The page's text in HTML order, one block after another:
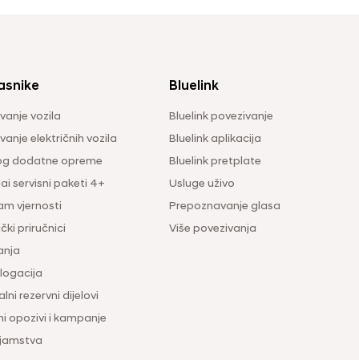
vozila
električnih vozila
dodatne opreme
servisni paketi 4+
vjernosti
priručnici
rezervni dijelovi
opozivi i kampanje
Bluelink
Bluelink povezivanje
Bluelink aplikacija
Bluelink pretplate
Usluge uživo
Prepoznavanje glasa
Više povezivanja